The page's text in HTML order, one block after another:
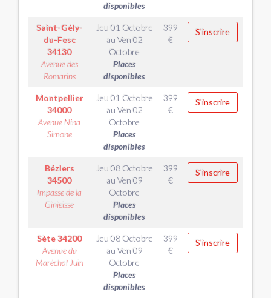
disponibles
Saint-Gély-
du-Fesc
34130
Avenue des
Romarins
Jeu 01 Octobre
au Ven 02
Octobre
Places
disponibles
399
€
S'inscrire
Montpellier
34000
Avenue Nina
Simone
Jeu 01 Octobre
au Ven 02
Octobre
Places
disponibles
399
€
S'inscrire
Béziers
34500
Impasse de la
Ginieisse
Jeu 08 Octobre
au Ven 09
Octobre
Places
disponibles
399
€
S'inscrire
Sète34200
Avenue du
Maréchal Juin
Jeu 08 Octobre
au Ven 09
Octobre
Places
disponibles
399
€
S'inscrire